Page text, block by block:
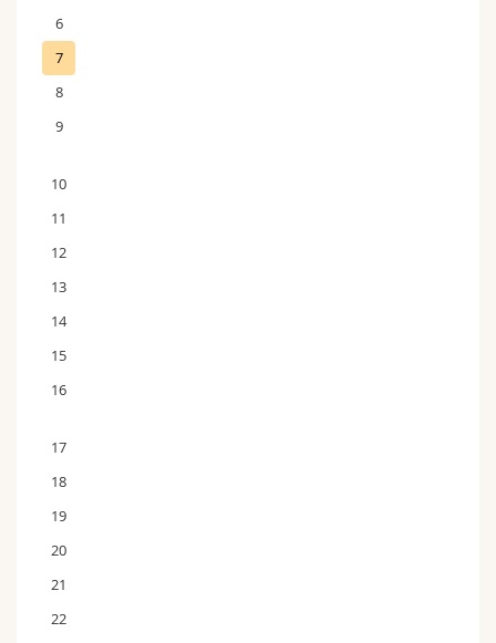
6
7
8
9
10
11
12
13
14
15
16
17
18
19
20
21
22